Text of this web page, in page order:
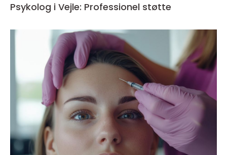
Psykolog i Vejle: Professionel støtte